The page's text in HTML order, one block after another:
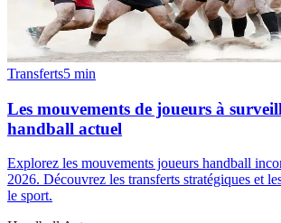
Transferts5 min
Les mouvements de joueurs à
handball actuel
Explorez les mouvements joueurs handball
2026. Découvrez les transferts stratégiques et
le sport.